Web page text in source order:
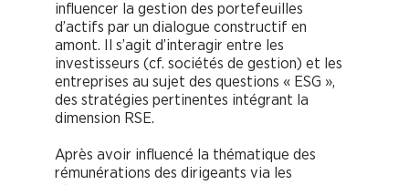
influencer la gestion des portefeuilles
d’actifs par un dialogue constructif en
amont. Il s’agit d’interagir entre les
investisseurs (cf. sociétés de gestion) et les
entreprises au sujet des questions « ESG »,
des stratégies pertinentes intégrant la
dimension RSE.
Après avoir influencé la thématique des
rémunérations des dirigeants via les